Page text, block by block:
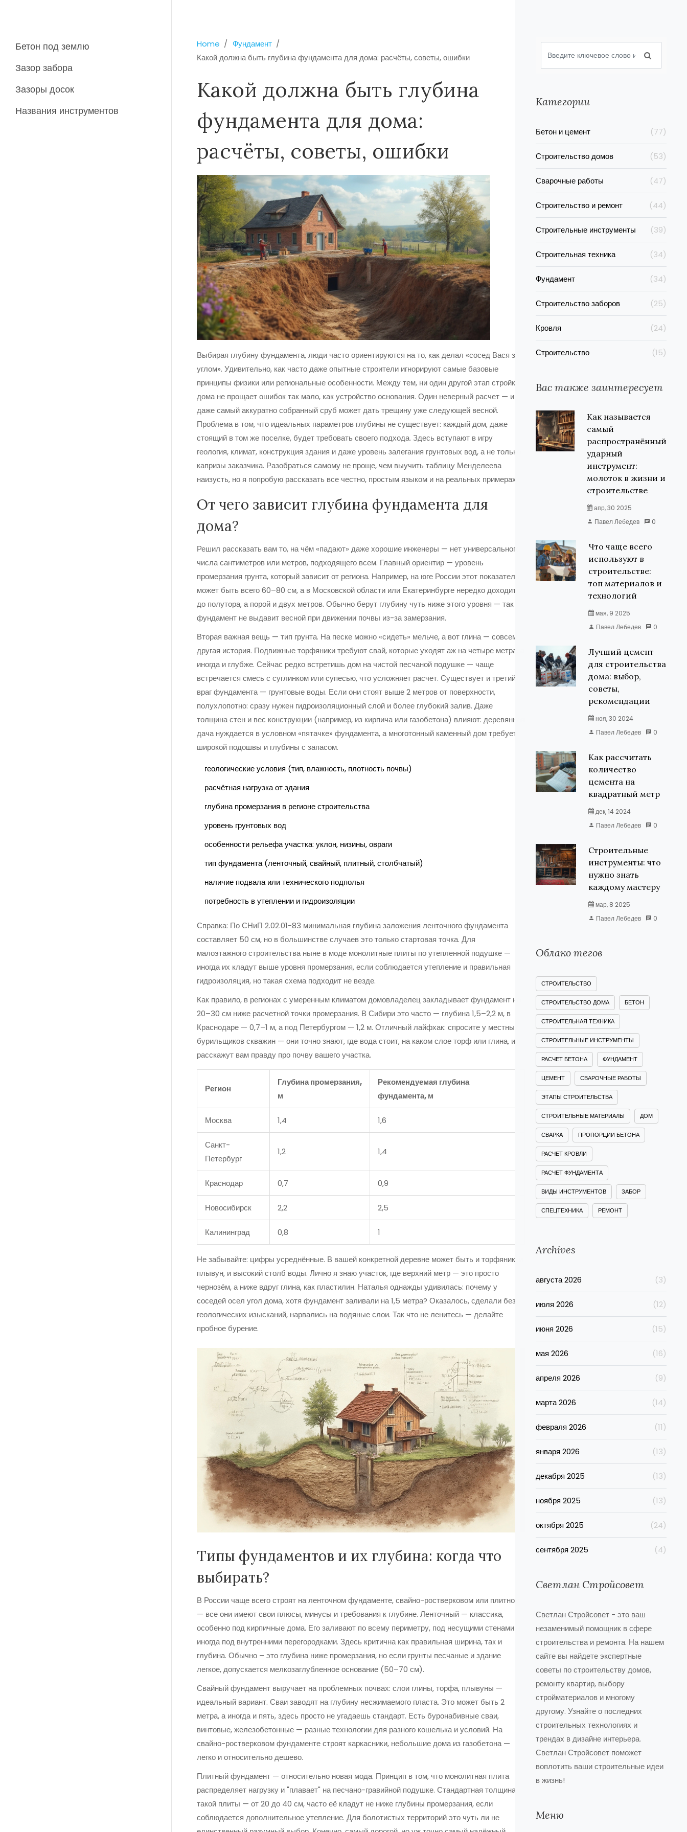
Бетон под землю
Зазор забора
Зазоры досок
Названия инструментов
Home
Фундамент
Какой должна быть глубина фундамента для дома: расчёты, советы, ошибки
Какой должна быть глубина
фундамента для дома:
расчёты, советы, ошибки
Выбирая глубину фундамента, люди часто ориентируются на то, как делал «сосед Вася за
углом». Удивительно, как часто даже опытные строители игнорируют самые базовые
принципы физики или региональные особенности. Между тем, ни один другой этап стройки
дома не прощает ошибок так мало, как устройство основания. Один неверный расчет — и
даже самый аккуратно собранный сруб может дать трещину уже следующей весной.
Проблема в том, что идеальных параметров глубины не существует: каждый дом, даже
стоящий в том же поселке, будет требовать своего подхода. Здесь вступают в игру
геология, климат, конструкция здания и даже уровень залегания грунтовых вод, а не только
капризы заказчика. Разобраться самому не проще, чем выучить таблицу Менделеева
наизусть, но я попробую рассказать все честно, простым языком и на реальных примерах.
От чего зависит глубина фундамента для
дома?
Решил рассказать вам то, на чём «падают» даже хорошие инженеры — нет универсального
числа сантиметров или метров, подходящего всем. Главный ориентир — уровень
промерзания грунта, который зависит от региона. Например, на юге России этот показатель
может быть всего 60–80 см, а в Московской области или Екатеринбурге нередко доходит
до полутора, а порой и двух метров. Обычно берут глубину чуть ниже этого уровня — так
фундамент не выдавит весной при движении почвы из-за замерзания.
Вторая важная вещь — тип грунта. На песке можно «сидеть» мельче, а вот глина — совсем
другая история. Подвижные торфяники требуют свай, которые уходят аж на четыре метра, а
иногда и глубже. Сейчас редко встретишь дом на чистой песчаной подушке — чаще
встречается смесь с суглинком или супесью, что усложняет расчет. Существует и третий
враг фундамента — грунтовые воды. Если они стоят выше 2 метров от поверхности,
полухлопотно: сразу нужен гидроизоляционный слой и более глубокий залив. Даже
толщина стен и вес конструкции (например, из кирпича или газобетона) влияют: деревянная
дача нуждается в условном «пятачке» фундамента, а многотонный каменный дом требует
широкой подошвы и глубины с запасом.
геологические условия (тип, влажность, плотность почвы)
расчётная нагрузка от здания
глубина промерзания в регионе строительства
уровень грунтовых вод
особенности рельефа участка: уклон, низины, овраги
тип фундамента (ленточный, свайный, плитный, столбчатый)
наличие подвала или технического подполья
потребность в утеплении и гидроизоляции
Справка: По СНиП 2.02.01-83 минимальная глубина заложения ленточного фундамента
составляет 50 см, но в большинстве случаев это только стартовая точка. Для
малоэтажного строительства ныне в моде монолитные плиты по утепленной подушке —
иногда их кладут выше уровня промерзания, если соблюдается утепление и правильная
гидроизоляция, но такая схема подходит не везде.
Как правило, в регионах с умеренным климатом домовладелец закладывает фундамент на
20–30 см ниже расчетной точки промерзания. В Сибири это часто — глубина 1,5–2,2 м, в
Краснодаре — 0,7–1 м, а под Петербургом — 1,2 м. Отличный лайфхак: спросите у местных
бурильщиков скважин — они точно знают, где вода стоит, на каком слое торф или глина, и
расскажут вам правду про почву вашего участка.
Регион
Глубина промерзания,
м
Рекомендуемая глубина
фундамента, м
Москва 1,4 1,6
Санкт-
Петербург
1,2 1,4
Краснодар 0,7 0,9
Новосибирск 2,2 2,5
Калининград 0,8 1
Не забывайте: цифры усреднённые. В вашей конкретной деревне может быть и торфяник, и
плывун, и высокий столб воды. Лично я знаю участок, где верхний метр — это просто
чернозём, а ниже вдруг глина, как пластилин. Наталья однажды удивилась: почему у
соседей осел угол дома, хотя фундамент заливали на 1,5 метра? Оказалось, сделали без
геологических изысканий, нарвались на водяные слои. Так что не ленитесь — делайте
пробное бурение.
Типы фундаментов и их глубина: когда что
выбирать?
В России чаще всего строят на ленточном фундаменте, свайно-ростверковом или плитном
— все они имеют свои плюсы, минусы и требования к глубине. Ленточный — классика,
особенно под кирпичные дома. Его заливают по всему периметру, под несущими стенами и
иногда под внутренними перегородками. Здесь критична как правильная ширина, так и
глубина. Обычно – это глубина ниже промерзания, но если грунты песчаные и здание
легкое, допускается мелкозаглубленное основание (50–70 см).
Свайный фундамент выручает на проблемных почвах: слои глины, торфа, плывуны —
идеальный вариант. Сваи заводят на глубину несжимаемого пласта. Это может быть 2
метра, а иногда и пять, здесь просто не угадаешь стандарт. Есть буронабивные сваи,
винтовые, железобетонные — разные технологии для разного кошелька и условий. На
свайно-ростверковом фундаменте строят каркасники, небольшие дома из газобетона —
легко и относительно дешево.
Плитный фундамент — относительно новая мода. Принцип в том, что монолитная плита
распределяет нагрузку и "плавает" на песчано-гравийной подушке. Стандартная толщина
такой плиты — от 20 до 40 см, часто её кладут не ниже глубины промерзания, если
соблюдается дополнительное утепление. Для болотистых территорий это чуть ли не
Категории
Бетон и цемент (77)
Строительство домов (53)
Сварочные работы (47)
Строительство и ремонт (44)
Строительные инструменты (39)
Строительная техника (34)
Фундамент (34)
Строительство заборов (25)
Кровля (24)
Строительство (15)
Вас также заинтересует
Как называется
самый
распространённый
ударный
инструмент:
молоток в жизни и
строительстве
апр, 30 2025
Павел Лебедев
0
Что чаще всего
используют в
строительстве:
топ материалов и
технологий
мая, 9 2025
Павел Лебедев
0
Лучший цемент
для строительства
дома: выбор,
советы,
рекомендации
ноя, 30 2024
Павел Лебедев
0
Как рассчитать
количество
цемента на
квадратный метр
дек, 14 2024
Павел Лебедев
0
Строительные
инструменты: что
нужно знать
каждому мастеру
мар, 8 2025
Павел Лебедев
0
Облако тегов
СТРОИТЕЛЬСТВО
СТРОИТЕЛЬСТВО ДОМА БЕТОН
СТРОИТЕЛЬНАЯ ТЕХНИКА
СТРОИТЕЛЬНЫЕ ИНСТРУМЕНТЫ
РАСЧЕТ БЕТОНА ФУНДАМЕНТ
ЦЕМЕНТ СВАРОЧНЫЕ РАБОТЫ
ЭТАПЫ СТРОИТЕЛЬСТВА
СТРОИТЕЛЬНЫЕ МАТЕРИАЛЫ ДОМ
СВАРКА ПРОПОРЦИИ БЕТОНА
РАСЧЕТ КРОВЛИ
РАСЧЕТ ФУНДАМЕНТА
ВИДЫ ИНСТРУМЕНТОВ ЗАБОР
СПЕЦТЕХНИКА РЕМОНТ
Archives
августа 2026 (3)
июля 2026 (12)
июня 2026 (15)
мая 2026 (16)
апреля 2026 (9)
марта 2026 (14)
февраля 2026 (11)
января 2026 (13)
декабря 2025 (13)
ноября 2025 (13)
октября 2025 (24)
сентября 2025 (4)
Светлан Стройсовет
Светлан Стройсовет - это ваш
незаменимый помощник в сфере
строительства и ремонта. На нашем
сайте вы найдете экспертные
советы по строительству домов,
ремонту квартир, выбору
стройматериалов и многому
другому. Узнайте о последних
строительных технологиях и
трендах в дизайне интерьера.
Светлан Стройсовет поможет
воплотить ваши строительные идеи
в жизнь!
Меню